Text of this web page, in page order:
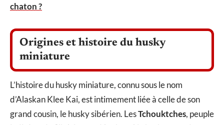
chaton ?
Origines et histoire du husky
miniature
L’histoire du husky miniature, connu sous le nom
d’Alaskan Klee Kai, est intimement liée à celle de son
grand cousin, le husky sibérien. LesTchouktches, peuple